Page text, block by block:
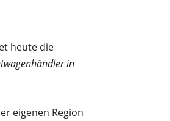
heute die
in
eigenen Region